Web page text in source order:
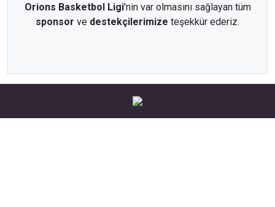
Orions Basketbol Ligi'nin var olmasını sağlayan tüm
sponsor ve destekçilerimize teşekkür ederiz.